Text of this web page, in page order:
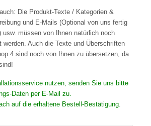
Die Produkt-Texte / Kategorien &
und E-Mails (Optional von uns fertig
usw. müssen von Ihnen natürlich noch
werden. Auch die Texte und Überschriften
4 sind noch von Ihnen zu übersetzen, da
nutzen, senden Sie uns bitte
Daten per E-Mail zu.
auf die erhaltene Bestell-Bestätigung.